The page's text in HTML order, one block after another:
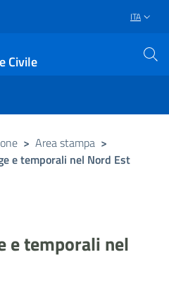
ITA
Civile
LinkedIn
> Area stampa >
e temporali nel Nord Est
e temporali nel